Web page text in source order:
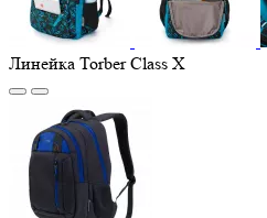
Линейка Torber Class X